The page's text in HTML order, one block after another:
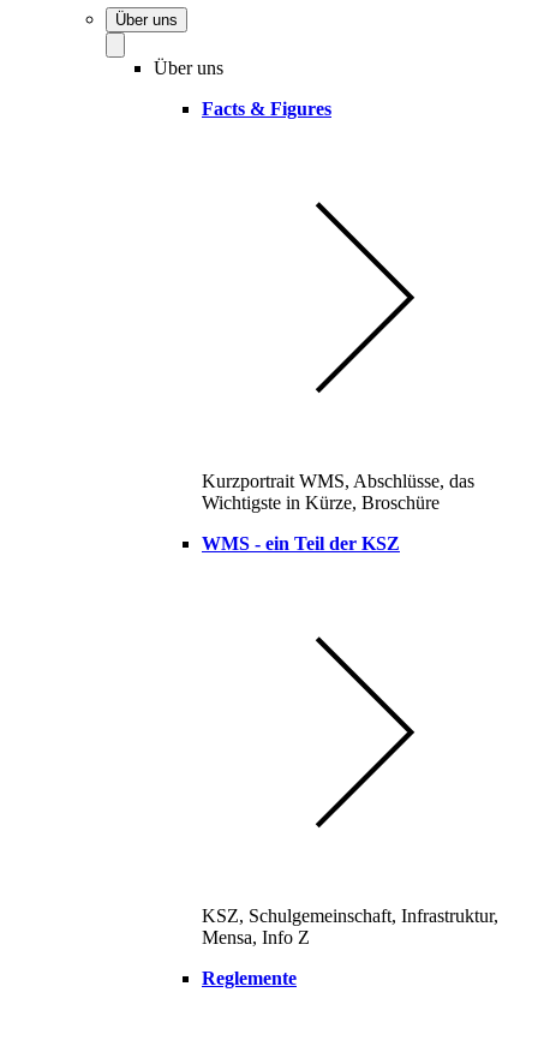
Über uns
Über uns
Facts & Figures
Kurzportrait WMS, Abschlüsse, das
Wichtigste in Kürze, Broschüre
WMS - ein Teil der KSZ
KSZ, Schulgemeinschaft, Infrastruktur,
Mensa, Info Z
Reglemente